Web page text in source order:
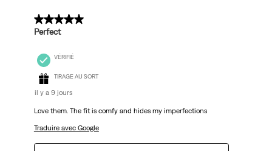
5 sur 5 étoiles.
Perfect
VÉRIFIÉ
TIRAGE AU SORT
il y a 9 jours
Love them. The fit is comfy and hides my imperfections
Traduire avec Google